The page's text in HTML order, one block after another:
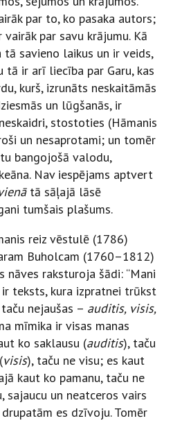
par to, ko pasaka autors;
par savu krājumu. Kā
savieno laikus un ir veids,
tā ir arī liecība par Garu, kas
kurš, izrunāts neskaitāmās
un lūgšanās, ir
stostoties (Hāmanis
un nesaprotami; un tomēr
bangojošā valodu,
Nav iespējams aptvert
tā sāļajā lāsē
tumšais plašums.
reiz vēstulē (1786)
Buholcam (1760–1812)
nāves raksturoja šādi: “Mani
teksts, kura izpratnei trūkst
nejaušas – auditis, visis,
mīmika ir visas manas
ko saklausu (auditis), taču
visis), taču ne visu; es kaut
kaut ko pamanu, taču ne
sajaucu un neatceros vairs
es dzīvoju. Tomēr